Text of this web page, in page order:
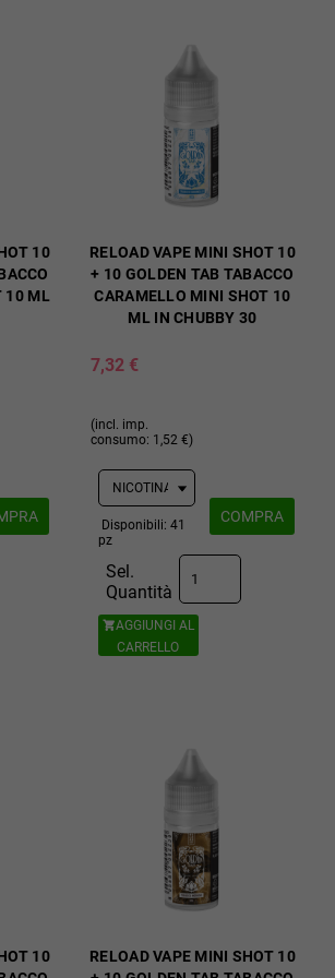
10
10 ML
RELOAD VAPE MINI SHOT 10
+ 10 GOLDEN TAB TABACCO
CARAMELLO MINI SHOT 10
ML IN CHUBBY 30
7,32 €
(incl. imp.
consumo: 1,52 €)
Disponibili: 41
pz
Sel.
Quantità
AGGIUNGI AL
CARRELLO
COMPRA
10
RELOAD VAPE MINI SHOT 10